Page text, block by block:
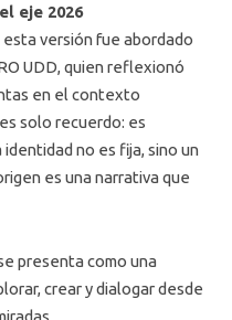
eje 2026
versión fue abordado
UDD, quien reflexionó
en el contexto
solo recuerdo: es
no es fija, sino un
es una narrativa que
presenta como una
crear y dialogar desde